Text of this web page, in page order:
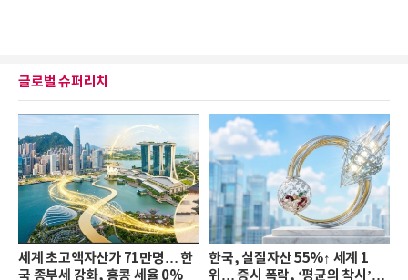
글로벌 슈퍼리치
세계 초고액자산가 71만명… 한
국 종부세 강화, 홍콩 세율 0%
한국, 실질자산 55%↑ 세계 1
위… 증시 폭락, ‘평균의 착시’와